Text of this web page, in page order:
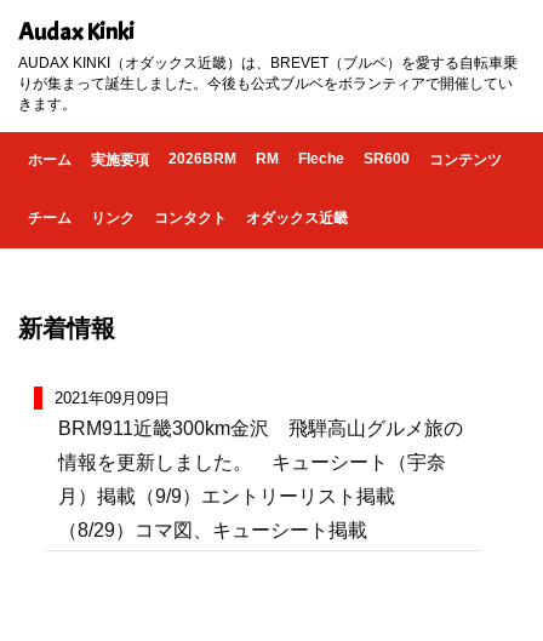
Audax Kinki
AUDAX KINKI（オダックス近畿）は、BREVET（ブルベ）を愛する自転車乗
りが集まって誕生しました。今後も公式ブルベをボランティアで開催してい
きます。
ホーム 実施要項 2026BRM RM Fleche SR600 コンテンツ
チーム リンク コンタクト オダックス近畿
新着情報
2021年09月09日
BRM911近畿300km金沢 飛騨高山グルメ旅の
情報を更新しました。 キューシート（宇奈
月）掲載（9/9）エントリーリスト掲載
（8/29）コマ図、キューシート掲載